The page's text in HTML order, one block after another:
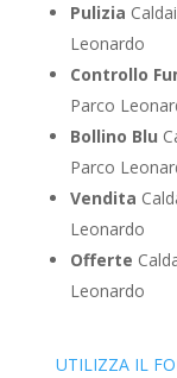
Pulizia
Leonardo
Controllo
Parco
Bollino Blu
Parco
Vendita
Leonardo
Offerte
Leonardo
UTILIZZA IL